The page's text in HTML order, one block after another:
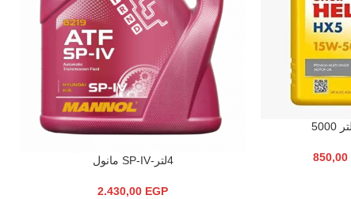
850,00 4لتر-SP-IV مانول
2.430,00 EGP